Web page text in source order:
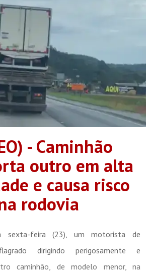
- Caminhão
outro em alta
e causa risco
rodovia
sexta-feira (23), um motorista de
dirigindo perigosamente e
caminhão, de modelo menor, na